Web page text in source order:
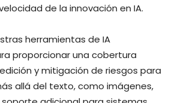
de la innovación en IA.
herramientas de IA
proporcionar una cobertura
y mitigación de riesgos para
allá del texto, como imágenes,